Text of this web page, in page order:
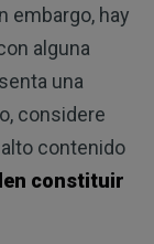
embargo, hay
alguna
una
considere
contenido
constituir